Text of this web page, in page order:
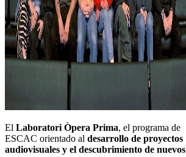
El Laboratori Òpera Prima, el programa de
ESCAC orientado al desarrollo de proyectos
audiovisuales y el descubrimiento de nuevos